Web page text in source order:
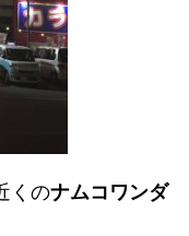
くのナムコワンダ